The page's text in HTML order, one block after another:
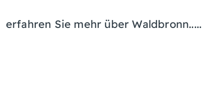
erfahren Sie mehr über Waldbronn.....